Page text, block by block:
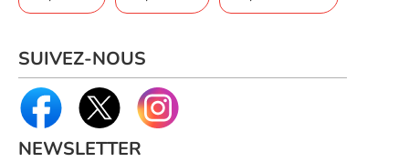
SUIVEZ-NOUS
NEWSLETTER